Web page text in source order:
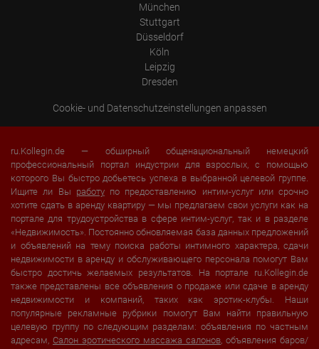
München
Stuttgart
Düsseldorf
Köln
Leipzig
Dresden
Cookie- und Datenschutzeinstellungen anpassen
ru.Kollegin.de — обширный общенациональный немецкий
профессиональный портал индустрии для взрослых, с помощью
которого Вы быстро добьетесь успеха в выбранной целевой группе.
Ищите ли Вы работупо предоставлению интим-услуг или срочно
хотите сдать в аренду квартиру — мы предлагаем свои услуги как на
портале для трудоустройства в сфере интим-услуг, так и в разделе
«Недвижимость». Постоянно обновляемая база данных предложений
и объявлений на тему поиска работы интимного характера, сдачи
недвижимости в аренду и обслуживающего персонала помогут Вам
быстро достичь желаемых результатов. На портале ru.Kollegin.de
также представлены все объявления о продаже или сдаче в аренду
недвижимости и компаний, таких как эротик-клубы. Наши
популярные рекламные рубрики помогут Вам найти правильную
целевую группу по следующим разделам: объявления по частным
адресам, Салон эротического массажа салонов , объявления баров/